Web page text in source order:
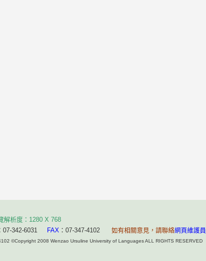
解析度：1280 X 768
07-342-6031 FAX：07-347-4102 如有相關意見，請聯絡網頁維護員
©Copyright 2008 Wenzao Ursuline University of Languages ALL RIGHTS RESERVED